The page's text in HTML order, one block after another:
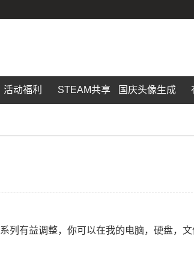
活动福利 STEAM共享 国庆头像生成
列有益调整，你可以在我的电脑，硬盘，